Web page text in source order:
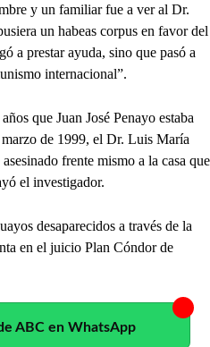
y un familiar fue a ver al Dr.
un habeas corpus en favor del
a prestar ayuda, sino que pasó a
internacional”.
que Juan José Penayo estaba
de 1999, el Dr. Luis María
frente mismo a la casa que
el investigador.
desaparecidos a través de la
en el juicio Plan Cóndor de
ABC en WhatsApp